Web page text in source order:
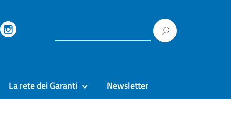
La rete dei Garanti Newsletter